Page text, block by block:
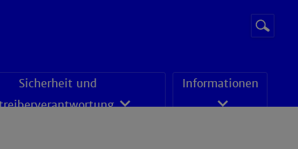
Suche
starten
Sicherheit und
Informationen